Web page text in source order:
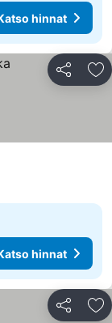
hinnat
Jaa
hinnat
Jaa